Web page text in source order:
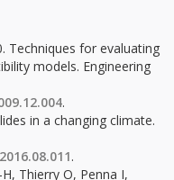
Techniques for evaluating
models. Engineering
.
in a changing climate.
.
Thierry O, Penna I,